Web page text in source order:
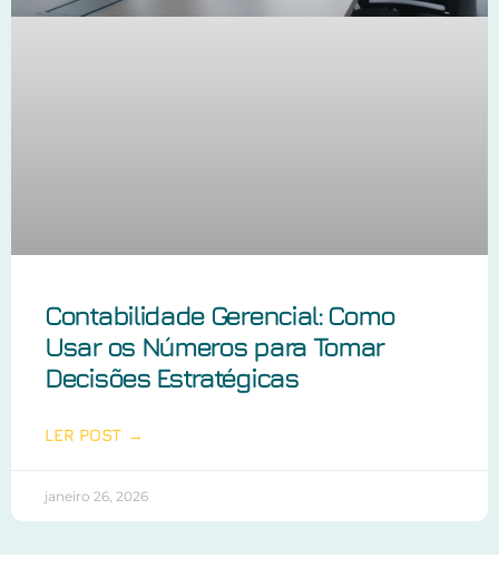
Contabilidade Gerencial: Como
Usar os Números para Tomar
Decisões Estratégicas
LER POST →
janeiro 26, 2026